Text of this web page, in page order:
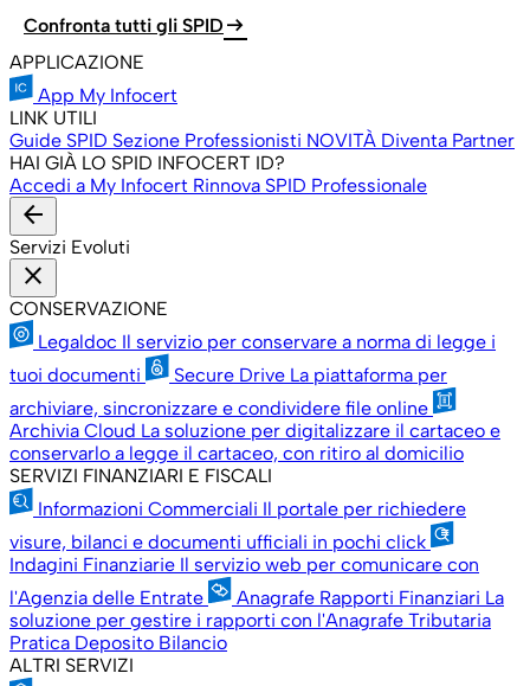
Confronta tutti gli SPID arrow_right_alt
APPLICAZIONE
App My Infocert
LINK UTILI
Guide SPID Sezione Professionisti NOVITÀ Diventa Partner
HAI GIÀ LO SPID INFOCERT ID?
Accedi a My Infocert Rinnova SPID Professionale
arrow_back
Servizi Evoluti
close
CONSERVAZIONE
Legaldoc Il servizio per conservare a norma di legge i
tuoi documenti
Secure Drive La piattaforma per
archiviare, sincronizzare e condividere file online
Archivia Cloud La soluzione per digitalizzare il cartaceo e
conservarlo a legge il cartaceo, con ritiro al domicilio
SERVIZI FINANZIARI E FISCALI
Informazioni Commerciali Il portale per richiedere
visure, bilanci e documenti ufficiali in pochi click
Indagini Finanziarie Il servizio web per comunicare con
l'Agenzia delle Entrate
Anagrafe Rapporti Finanziari La
soluzione per gestire i rapporti con l'Anagrafe Tributaria
Pratica Deposito Bilancio
ALTRI SERVIZI